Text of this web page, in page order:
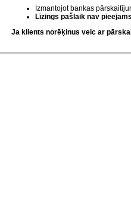
Izmantojot bankas
Līzings pašlaik nav
Ja klients norēķinus veic ar